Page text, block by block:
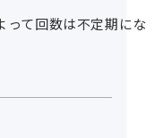
って回数は不定期にな